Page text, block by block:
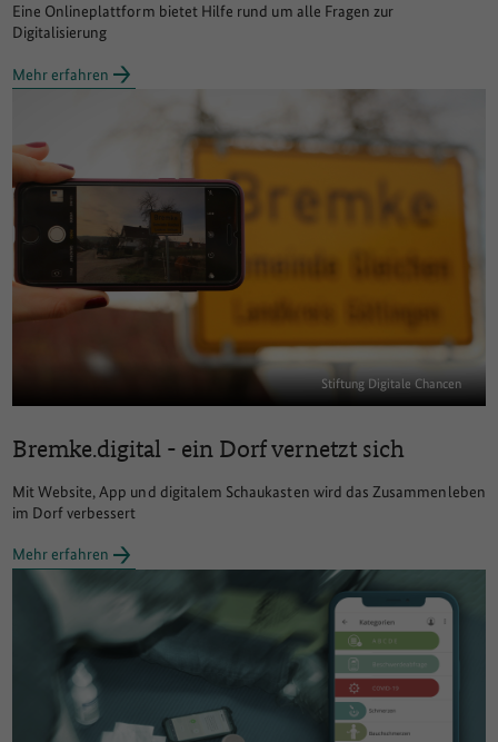
Eine Onlineplattform bietet Hilfe rund um alle Fragen zur
Digitalisierung
Mehr erfahren
Stiftung Digitale Chancen
Bremke.digital - ein Dorf vernetzt sich
Mit Website, App und digitalem Schaukasten wird das Zusammenleben
im Dorf verbessert
Mehr erfahren